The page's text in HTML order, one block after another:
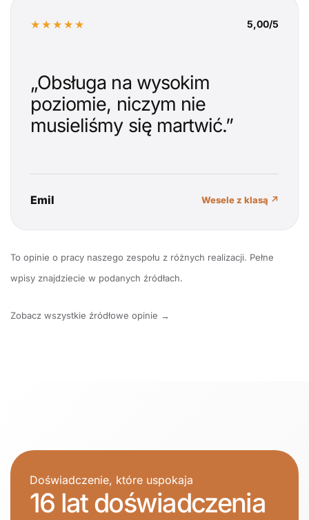
★★★★★ 5,00/5
„Obsługa na wysokim
poziomie, niczym nie
musieliśmy się martwić.”
Emil Wesele z klasą ↗
To opinie o pracy naszego zespołu z różnych realizacji. Pełne
wpisy znajdziecie w podanych źródłach.
Zobacz wszystkie źródłowe opinie →
Doświadczenie, które uspokaja
16 lat doświadczenia